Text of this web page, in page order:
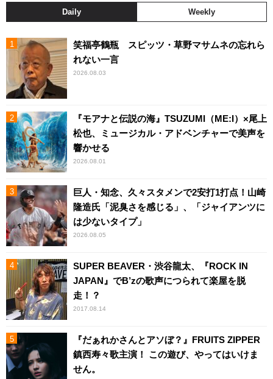
Daily Weekly
笑福亭鶴瓶 スピッツ・草野マサムネの忘れら
れない一言
2026.08.03
『モアナと伝説の海』TSUZUMI（ME:I）×尾上
松也、ミュージカル・アドベンチャーで美声を
響かせる
2026.08.01
巨人・知念、久々スタメンで2安打1打点！山崎
隆造氏「泥臭さを感じる」、「ジャイアンツに
は少ないタイプ」
2026.08.05
SUPER BEAVER・渋谷龍太、『ROCK IN
JAPAN』でB’zの歌声につられて楽屋を脱
走！？
2017.08.14
『だぁれかさんとアソぼ？』FRUITS ZIPPER
鎮西寿々歌主演！ この遊び、やってはいけま
せん。